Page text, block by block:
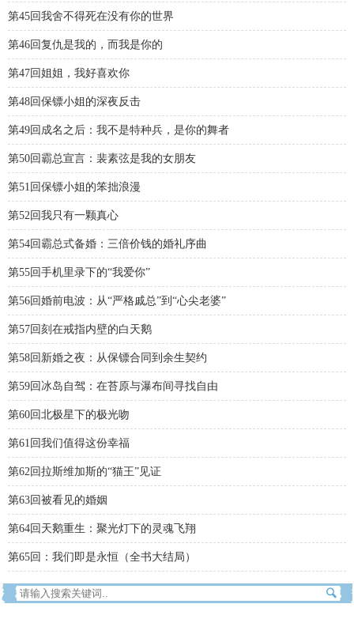
第45回我舍不得死在没有你的世界
第46回复仇是我的，而我是你的
第47回姐姐，我好喜欢你
第48回保镖小姐的深夜反击
第49回成名之后：我不是特种兵，是你的舞者
第50回霸总宣言：裴素弦是我的女朋友
第51回保镖小姐的笨拙浪漫
第52回我只有一颗真心
第54回霸总式备婚：三倍价钱的婚礼序曲
第55回手机里录下的“我爱你”
第56回婚前电波：从“严格戚总”到“心尖老婆”
第57回刻在戒指内壁的白天鹅
第58回新婚之夜：从保镖合同到余生契约
第59回冰岛自驾：在苔原与瀑布间寻找自由
第60回北极星下的极光吻
第61回我们值得这份幸福
第62回拉斯维加斯的“猫王”见证
第63回被看见的婚姻
第64回天鹅重生：聚光灯下的灵魂飞翔
第65回：我们即是永恒（全书大结局）